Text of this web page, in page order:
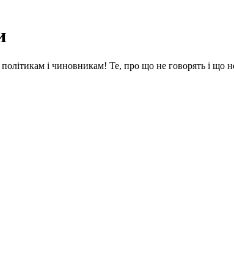
політикам і чиновникам! Те, про що не говорять і